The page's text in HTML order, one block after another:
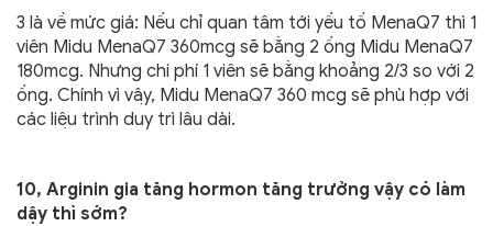
3 là về mức giá: Nếu chỉ quan tâm tới yếu tố MenaQ7 thì 1
viên Midu MenaQ7 360mcg sẽ bằng 2 ống Midu MenaQ7
180mcg. Nhưng chi phí 1 viên sẽ bằng khoảng 2/3 so với 2
ống. Chính vì vậy, Midu MenaQ7 360 mcg sẽ phù hợp với
các liệu trình duy trì lâu dài.
10, Arginin gia tăng hormon tăng trưởng vậy có làm
dậy thì sớm?